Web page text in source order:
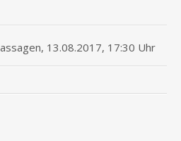
13.08.2017, 17:30 Uhr